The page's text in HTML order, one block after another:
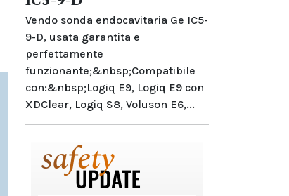
Vendo sonda endocavitaria Ge IC5-
9-D, usata garantita e
perfettamente
funzionante;&nbsp;Compatibile
con:&nbsp;Logiq E9, Logiq E9 con
XDClear, Logiq S8, Voluson E6,...